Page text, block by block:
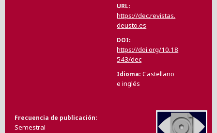
URL
https://dec.revistas.
deusto.es
DOI
https://doi.org/10.18
543/dec
Idioma Castellano
e inglés
Frecuencia de publicación
Semestral